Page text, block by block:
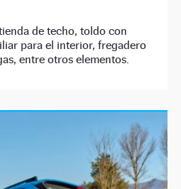
de techo, toldo con
para el interior, fregadero
entre otros elementos.